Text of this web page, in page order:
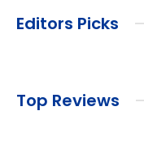
Editors Picks
Top Reviews